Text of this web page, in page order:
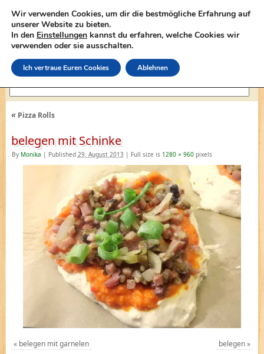
lasagne-rezepte.net
«Pizza Rolls
belegen mit Schinke
By Monika | Published 29. August 2013 | Full size is 1280 × 960pixels
« belegen mit garnelen belegen»
Wir verwenden Cookies, um dir die bestmögliche Erfahrung auf
unserer Website zu bieten.
In den Einstellungen kannst du erfahren, welche Cookies wir
verwenden oder sie ausschalten.
Ich vertraue Euren Cookies Ablehnen